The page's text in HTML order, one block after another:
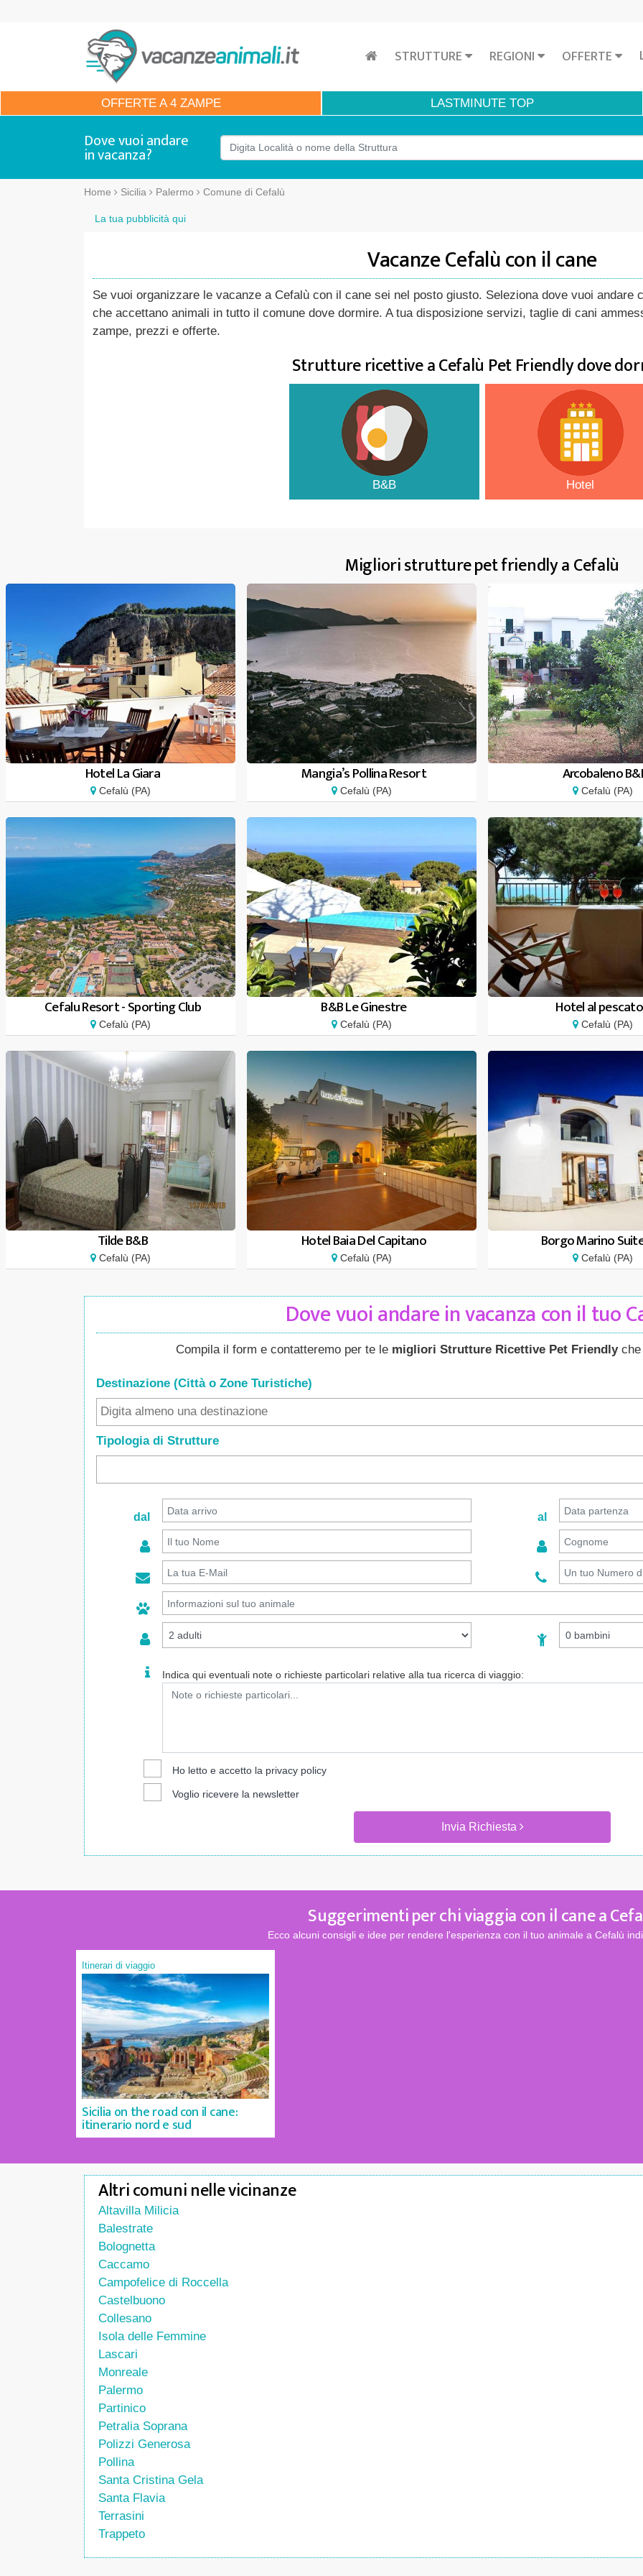
STRUTTURE REGIONI OFFERTE
OFFERTEA 4 ZAMPE LASTMINUTE TOP
Dove vuoi andare
in vacanza?
Home Sicilia Palermo Comune di Cefalù
La tua pubblicità qui
Vacanze Cefalù con il cane
Se vuoi organizzare le vacanze a Cefalù con il cane sei nel posto giusto. Seleziona dove vuoi andare
che accettano animali in tutto il comune dove dormire. A tua disposizione servizi, taglie di cani
zampe, prezzi e offerte.
Strutture ricettive a Cefalù Pet Friendly dove
B&B Hotel
Migliori strutture pet friendly a Cefalù
Hotel La Giara
Cefalù (PA)
Mangia’s Pollina Resort
Cefalù (PA)
Arcobaleno
Cefalù (PA)
Cefalu Resort - Sporting Club
Cefalù (PA)
B&B Le Ginestre
Cefalù (PA)
Hotel al
Cefalù (PA)
Tilde B&B
Cefalù (PA)
Hotel Baia Del Capitano
Cefalù (PA)
Borgo Marino
Cefalù (PA)
Dove vuoi andare in vacanza con il tuo
Compila il form e contatteremo per te le migliori Strutture Ricettive Pet Friendlyche
Destinazione (Città o Zone Turistiche)
Tipologia di Strutture
dal al
Indica qui eventuali note o richieste particolari relative alla tua ricerca di viaggio:
Ho letto e accetto la privacy policy
Voglio ricevere la newsletter
Invia Richiesta
Suggerimenti per chi viaggia con il cane a
Ecco alcuni consigli e idee per rendere l'esperienza con il tuo animale a Cefalù
Itinerari di viaggio
Sicilia on the road con il cane:
itinerario nord e sud
Altri comuni nelle vicinanze
Altavilla Milicia
Balestrate
Bolognetta
Caccamo
Campofelice di Roccella
Castelbuono
Collesano
Isola delle Femmine
Lascari
Monreale
Palermo
Partinico
Petralia Soprana
Polizzi Generosa
Pollina
Santa Cristina Gela
Santa Flavia
Terrasini
Trappeto